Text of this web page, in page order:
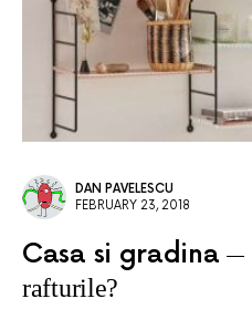
DAN PAVELESCU
FEBRUARY 23, 2018
Casa si gradina
rafturile?